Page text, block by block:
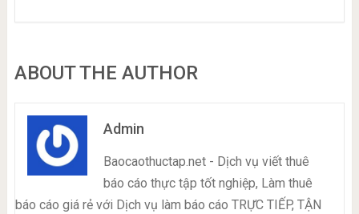
ABOUT THE AUTHOR
Admin
Baocaothuctap.net - Dịch vụ viết thuê
báo cáo thực tập tốt nghiệp, Làm thuê
báo cáo giá rẻ với Dịch vụ làm báo cáo TRỰC TIẾP, TẬN